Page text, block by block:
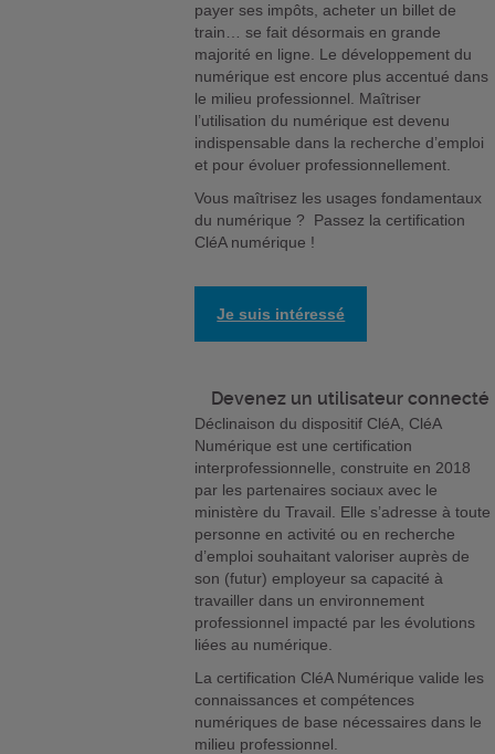
payer ses impôts, acheter un billet de
train… se fait désormais en grande
majorité en ligne. Le développement du
numérique est encore plus accentué dans
le milieu professionnel. Maîtriser
l’utilisation du numérique est devenu
indispensable dans la recherche d’emploi
et pour évoluer professionnellement.
Vous maîtrisez les usages fondamentaux
du numérique ? Passez la certification
CléA numérique !
Je suis intéressé
Devenez un utilisateur connecté
Déclinaison du dispositif CléA, CléA
Numérique est une certification
interprofessionnelle, construite en 2018
par les partenaires sociaux avec le
ministère du Travail. Elle s’adresse à toute
personne en activité ou en recherche
d’emploi souhaitant valoriser auprès de
son (futur) employeur sa capacité à
travailler dans un environnement
professionnel impacté par les évolutions
liées au numérique.
La certification CléA Numérique valide les
connaissances et compétences
numériques de base nécessaires dans le
milieu professionnel.